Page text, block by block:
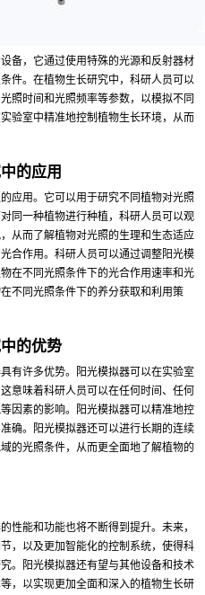
备，它通过使用特殊的光源和反射器材
件。在植物生长研究中，科研人员可以
照时间和光照频率等参数，以模拟不同
验室中精准地控制植物生长环境，从而
的应用
应用。它可以用于研究不同植物对光照
同一种植物进行种植，科研人员可以观
从而了解植物对光照的生理和生态适应
合作用。科研人员可以通过调整阳光模
在不同光照条件下的光合作用速率和光
不同光照条件下的养分获取和利用策
的优势
有许多优势。阳光模拟器可以在实验室
意味着科研人员可以在任何时间、任何
因素的影响。阳光模拟器可以精准地控
确。阳光模拟器还可以进行长期的连续
的光照条件，从而更全面地了解植物的
性能和功能也将不断得到提升。未来，
，以及更加智能化的控制系统，使得科
。阳光模拟器还有望与其他设备和技术
，以实现更加全面和深入的植物生长研